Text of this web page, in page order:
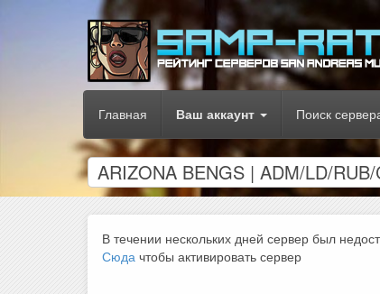
Главная Ваш аккаунт Поиск
ARIZONA BENGS | ADM/LD/
В течении нескольких дней сервер был
Сюда чтобы активировать сервер